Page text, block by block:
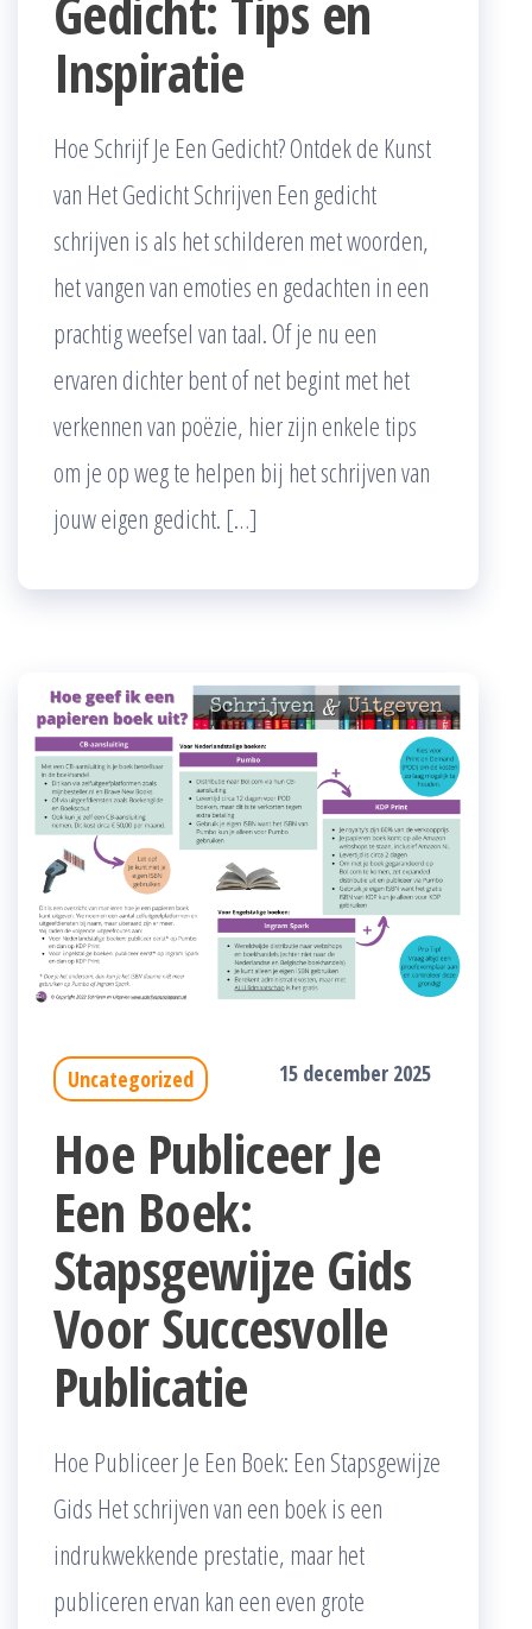
Inspiratie
Hoe Schrijf Je Een Gedicht? Ontdek de Kunst
van Het Gedicht Schrijven Een gedicht
schrijven is als het schilderen met woorden,
het vangen van emoties en gedachten in een
prachtig weefsel van taal. Of je nu een
ervaren dichter bent of net begint met het
verkennen van poëzie, hier zijn enkele tips
om je op weg te helpen bij het schrijven van
jouw eigen gedicht. […]
Uncategorized 15 december 2025
Hoe Publiceer Je
Een Boek:
Stapsgewijze Gids
Voor Succesvolle
Publicatie
Hoe Publiceer Je Een Boek: Een Stapsgewijze
Gids Het schrijven van een boek is een
indrukwekkende prestatie, maar het
publiceren ervan kan een even grote